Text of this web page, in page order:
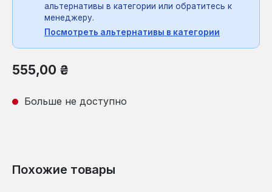
альтернативы в категории или обратитесь к
менеджеру.
Посмотреть альтернативы в категории
Обычная цена:
555,00 ₴
Больше не доступно
Похожие товары